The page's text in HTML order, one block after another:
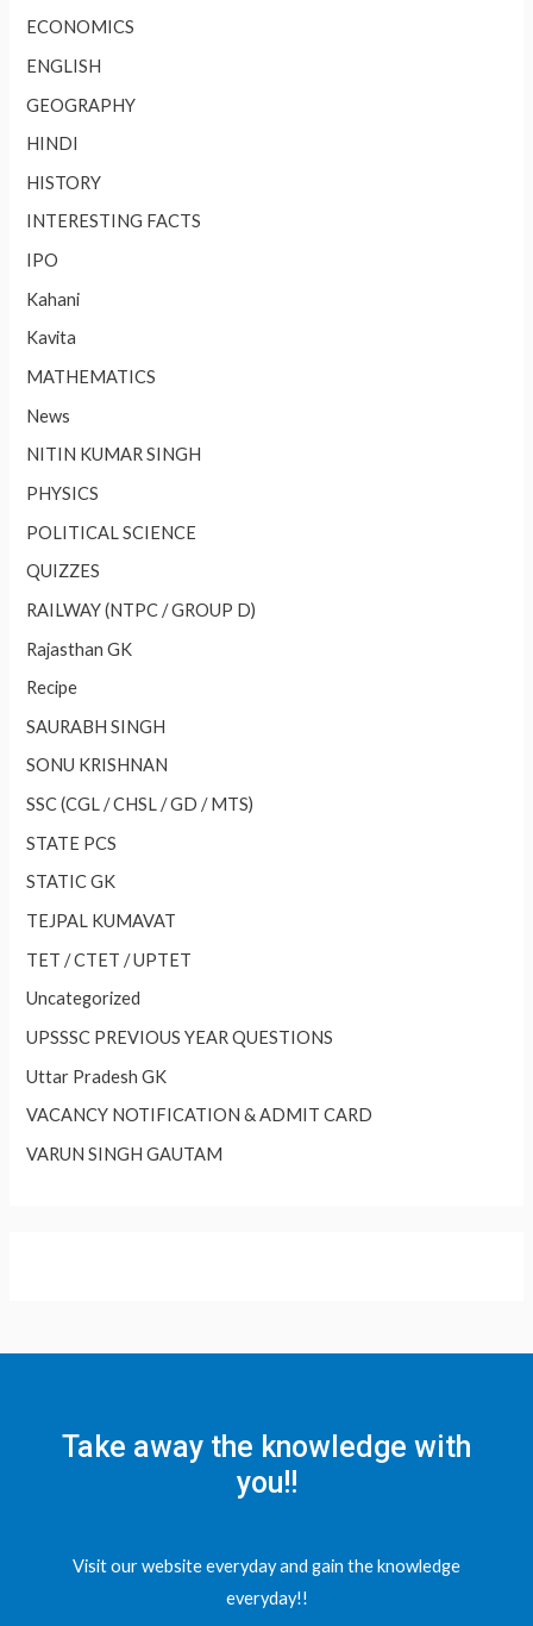
ECONOMICS
ENGLISH
GEOGRAPHY
HINDI
HISTORY
INTERESTING FACTS
IPO
Kahani
Kavita
MATHEMATICS
News
NITIN KUMAR SINGH
PHYSICS
POLITICAL SCIENCE
QUIZZES
RAILWAY (NTPC / GROUP D)
Rajasthan GK
Recipe
SAURABH SINGH
SONU KRISHNAN
SSC (CGL / CHSL / GD / MTS)
STATE PCS
STATIC GK
TEJPAL KUMAVAT
TET / CTET / UPTET
Uncategorized
UPSSSC PREVIOUS YEAR QUESTIONS
Uttar Pradesh GK
VACANCY NOTIFICATION & ADMIT CARD
VARUN SINGH GAUTAM
Take away the knowledge with
you!!
Visit our website everyday and gain the knowledge
everyday!!